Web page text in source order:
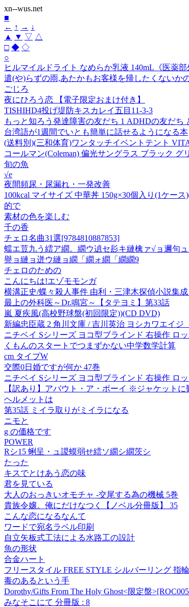
xn--wus.net
■
← ↑ → ↓
▲
▼ ▽ △
□ ◆ ◇
○
ヒルマイルドライト なめらか乳液 140mL《医薬
遣(や)らずの雨,あたかもお客様を帰したくないか
ごじろ
夜にひろう恋 【電子限定おまけ付き】
TISHIHD4投げ堤防キスカレイ五目11-3-3
もっと知ろう発達障害の友だち 1 ADHDの友だち
台湾語が1週間でいとも簡単に話せるようになる本
(送料別)(三和体育)ワンタッチイベントテント
コールマン(Coleman) 偏光サングラス ブラック グ
旬の魚
√e
夜間頻尿・尿漏れ・一発改善
100kcal マイサイズ 中華丼 150g×30個入り(1ケース
的で
素材の色を楽しむ
千の香
チェロ名曲31選[9784810887853]
蟷エ荳九う繧ア繝。繝ウ遉セ髟キ縺檎ァ√ョ邇句
譽ョ縺ョ迸ウ縺ョ繝「繝ォ繝「繝繝9
チェロのための
こんにちは!エゾモモンガ
横溝正史/蝶々殺人事件 由利・三津木探偵小説集成
最上の外科医～Dr.鳴宮～【タテヨミ】第33話
嵐 夏疾風(高校野球盤(初回限定))(CD DVD)
新編忠臣蔵 2 角川文庫 / 吉川英治 ヨシカワエイジ
ニチベイ Sシリーズ ヨコ型ブラインド 右操作 ロ
くもんのスタートでつまずかない中学数学計算
cm タイプW
交際0日婚ですが何か 47巻
ニチベイ Sシリーズ ヨコ型ブラインド 右操作 ロ
【訳あり】アバウト・ア・ボーイ ※ジャケット
ヘルメットは
第35話 ミイラ取りがミイラになる
ニモと
g の価格です
POWER
Rシ15 蜊呈・ュ謖蟆弱せ繧ソ繝シ繝茨シ
たった
キスでとけあう恋の味
君を見ている
大人のおっきいオモチャ -交尾する為の機械 5巻
貴族令嬢。俺にだけなつく【ノベル分冊版】 35
こんな恋になるなんて
ワードで宛名ラベル印刷
自立矢板式工法による水路工の設計
魚の形状
合金ハート
フリースタイル FREE STYLE シルバーリング 指輪
毒のあるという手
Dorothy/Gifts From The Holy Ghost<限定盤
みなそこにて 分冊版 : 8